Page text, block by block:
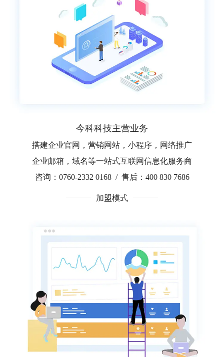
今科科技主营业务
搭建企业官网，营销网站，小程序，网络推广
企业邮箱，域名等一站式互联网信息化服务商
咨询：0760-2332 0168 / 售后：400 830 7686
加盟模式